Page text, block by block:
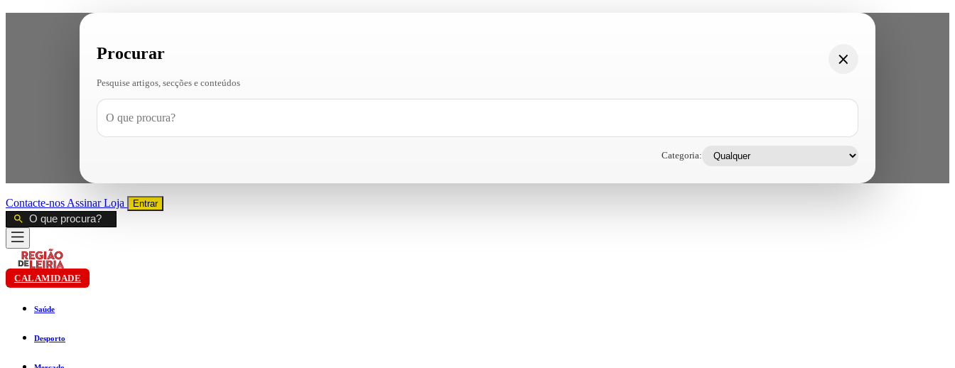
Procurar
Pesquise artigos, secções e conteúdos
Categoria:
Contacte-nos AssinarLoja Entrar
CALAMIDADE
Saúde
Desporto